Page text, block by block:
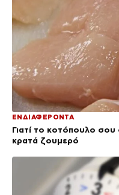
ΕΝΔΙΑΦΕΡΟΝΤΑ
Γιατί το κοτόπουλο
κρατά ζουμερό